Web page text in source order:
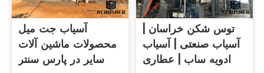
آسیاب جت میل
محصولات ماشین آلات
سایر در پارس سنتر
توس شکن خراسان |
آسیاب صنعتی | آسیاب
ادویه ساب | عطاری